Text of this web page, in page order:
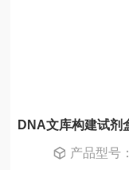
产品型号：